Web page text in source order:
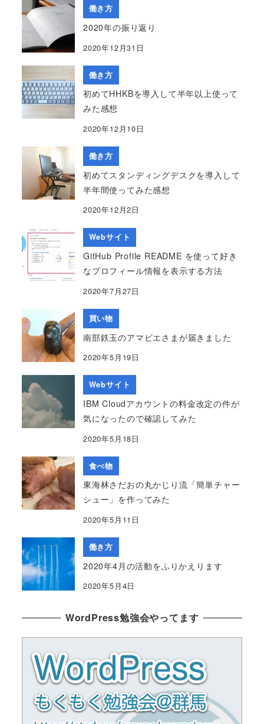
働き方
2020年の振り返り
2020年12月31日
働き方
初めてHHKBを導入して半年以上使って
みた感想
2020年12月10日
働き方
初めてスタンディングデスクを導入して
半年間使ってみた感想
2020年12月2日
Webサイト
GitHub Profile README を使って好き
なプロフィール情報を表示する方法
2020年7月27日
買い物
南部鉄玉のアマビエさまが届きました
2020年5月19日
Webサイト
IBM Cloudアカウントの料金改定の件が
気になったので確認してみた
2020年5月18日
食べ物
東海林さだおの丸かじり流「簡単チャー
シュー」を作ってみた
2020年5月11日
働き方
2020年4月の活動をふりかえります
2020年5月4日
WordPress勉強会やってます